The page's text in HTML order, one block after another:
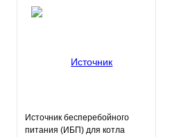
Источник бесперебойного
питания (ИБП) для котла